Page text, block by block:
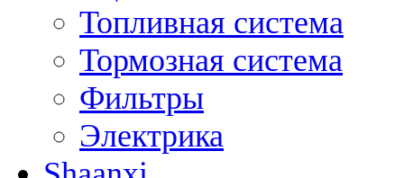
Топливная система
Тормозная система
Фильтры
Электрика